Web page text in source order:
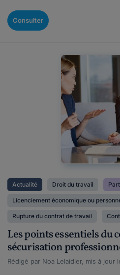
Consulter
Actualité Droit du travail
Licenciement économique ou
Rupture du contrat de travail
Les points essentiels du
sécurisation
Rédigé par Noa Lelaidier, mis à jour